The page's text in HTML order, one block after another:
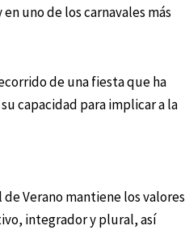
uno de los carnavales más
de una fiesta que ha
capacidad para implicar a la
Verano mantiene los valores
integrador y plural, así